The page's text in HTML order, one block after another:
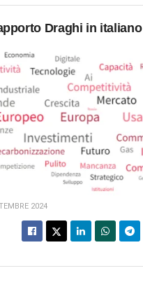
Draghi in italiano
2024